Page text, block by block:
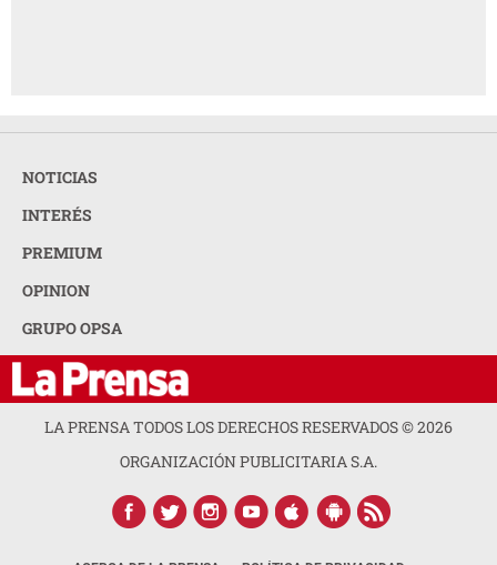
NOTICIAS
INTERÉS
PREMIUM
OPINION
GRUPO OPSA
LA PRENSA TODOS LOS DERECHOS RESERVADOS ©2026
ORGANIZACIÓN PUBLICITARIA S.A.